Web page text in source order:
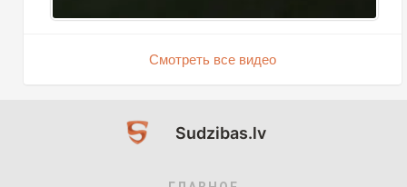
Смотреть все видео
Sudzibas.lv